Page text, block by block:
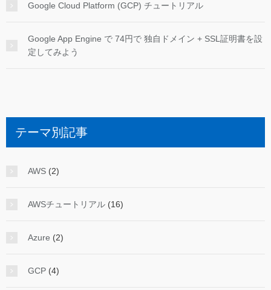
Google Cloud Platform (GCP) チュートリアル
Google App Engine で 74円で 独自ドメイン + SSL証明書を設
定してみよう
テーマ別記事
AWS (2)
AWSチュートリアル (16)
Azure (2)
GCP (4)